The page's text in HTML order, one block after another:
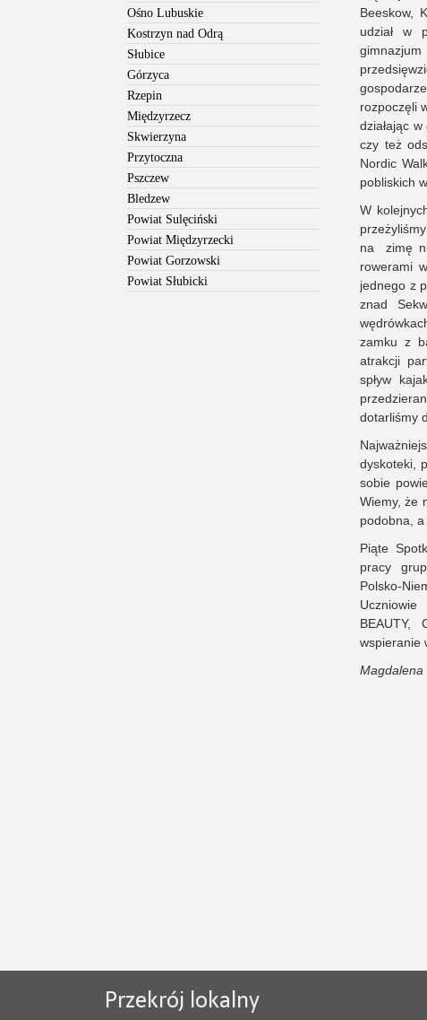
Ośno Lubuskie
Kostrzyn nad Odrą
Słubice
Górzyca
Rzepin
Międzyrzecz
Skwierzyna
Przytoczna
Pszczew
Bledzew
Powiat Sulęciński
Powiat Międzyrzecki
Powiat Gorzowski
Powiat Słubicki
Beeskow,
udział w
gimnazjum
rozpoczęli
działając
czy też
Nordic
pobliskich
W
na zimę
rowerami
jednego z
znad
zamku z
atrakcji
spływ
dotarliśmy
dyskoteki,
sobie
Wiemy, że
podobna,
Piąte
pracy
Polsko-
BEAUTY,
wspieranie
Magdalena
Przekrój lokalny